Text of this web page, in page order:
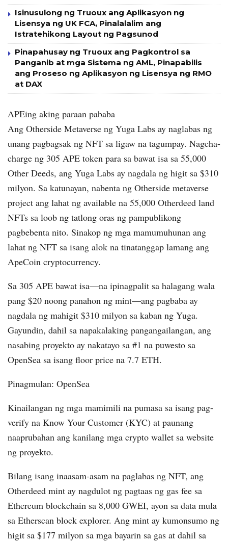
Isinusulong ng Truoux ang Aplikasyon ng
Lisensya ng UK FCA, Pinalalalim ang
Istratehikong Layout ng Pagsunod
Pinapahusay ng Truoux ang Pagkontrol sa
Panganib at mga Sistema ng AML, Pinapabilis
ang Proseso ng Aplikasyon ng Lisensya ng RMO
at DAX
APEing aking paraan pababa
Ang Otherside Metaverse ng Yuga Labs ay naglabas ng
unang pagbagsak ng NFT sa ligaw na tagumpay. Nagcha-
charge ng 305 APE token para sa bawat isa sa 55,000
Other Deeds, ang Yuga Labs ay nagdala ng higit sa $310
milyon. Sa katunayan, nabenta ng Otherside metaverse
project ang lahat ng available na 55,000 Otherdeed land
NFTs sa loob ng tatlong oras ng pampublikong
pagbebenta nito. Sinakop ng mga mamumuhunan ang
lahat ng NFT sa isang alok na tinatanggap lamang ang
ApeCoin cryptocurrency.
Sa 305 APE bawat isa—na ipinagpalit sa halagang wala
pang $20 noong panahon ng mint—ang pagbaba ay
nagdala ng mahigit $310 milyon sa kaban ng Yuga.
Gayundin, dahil sa napakalaking pangangailangan, ang
nasabing proyekto ay nakatayo sa #1 na puwesto sa
OpenSea sa isang floor price na 7.7 ETH.
Pinagmulan: OpenSea
Kinailangan ng mga mamimili na pumasa sa isang pag-
verify na Know Your Customer (KYC) at paunang
naaprubahan ang kanilang mga crypto wallet sa website
ng proyekto.
Bilang isang inaasam-asam na paglabas ng NFT, ang
Otherdeed mint ay nagdulot ng pagtaas ng gas fee sa
Ethereum blockchain sa 8,000 GWEI, ayon sa data mula
sa Etherscan block explorer. Ang mint ay kumonsumo ng
higit sa $177 milyon sa mga bayarin sa gas at dahil sa